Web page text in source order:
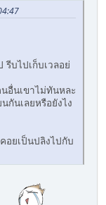
รีบไปเก็บเวลอย่
นอื่นเขาไม่ทันหละ
กันเลยหรือยังไง
อยเป็นปลิงไปกับ